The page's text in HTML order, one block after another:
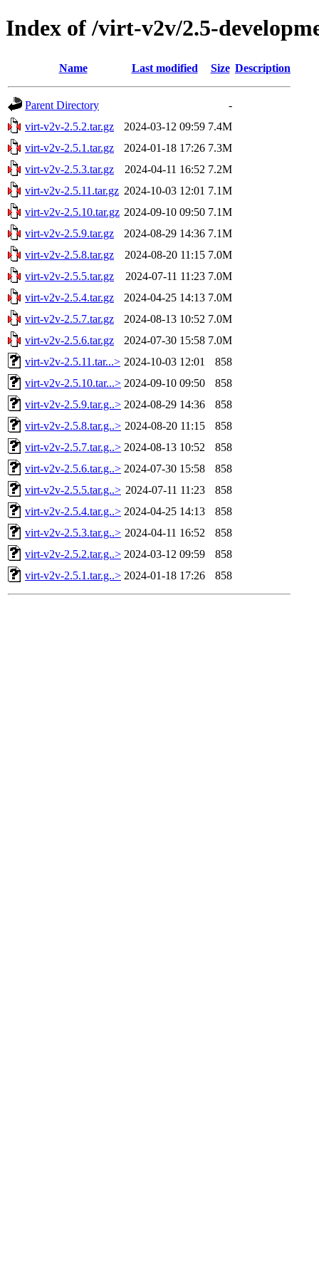
Index of /virt-v2v/2.5-
Name Last modified Size Description
Parent Directory
-
virt-v2v-2.5.2.tar.gz
2024-03-12 09:59 7.4M
virt-v2v-2.5.1.tar.gz
2024-01-18 17:26 7.3M
virt-v2v-2.5.3.tar.gz
2024-04-11 16:52 7.2M
virt-v2v-2.5.11.tar.gz 2024-10-03 12:01 7.1M
virt-v2v-2.5.10.tar.gz 2024-09-10 09:50 7.1M
virt-v2v-2.5.9.tar.gz
2024-08-29 14:36 7.1M
virt-v2v-2.5.8.tar.gz
2024-08-20 11:15 7.0M
virt-v2v-2.5.5.tar.gz
2024-07-11 11:23 7.0M
virt-v2v-2.5.4.tar.gz
2024-04-25 14:13 7.0M
virt-v2v-2.5.7.tar.gz
2024-08-13 10:52 7.0M
virt-v2v-2.5.6.tar.gz
2024-07-30 15:58 7.0M
virt-v2v-2.5.11.tar...> 2024-10-03 12:01
858
virt-v2v-2.5.10.tar...> 2024-09-10 09:50
858
virt-v2v-2.5.9.tar.g..> 2024-08-29 14:36
858
virt-v2v-2.5.8.tar.g..> 2024-08-20 11:15
858
virt-v2v-2.5.7.tar.g..> 2024-08-13 10:52
858
virt-v2v-2.5.6.tar.g..> 2024-07-30 15:58
858
virt-v2v-2.5.5.tar.g..> 2024-07-11 11:23
858
virt-v2v-2.5.4.tar.g..> 2024-04-25 14:13
858
virt-v2v-2.5.3.tar.g..> 2024-04-11 16:52
858
virt-v2v-2.5.2.tar.g..> 2024-03-12 09:59
858
virt-v2v-2.5.1.tar.g..> 2024-01-18 17:26 858